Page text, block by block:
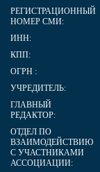
РЕГИСТРАЦИОННЫЙ
НОМЕР СМИ:
ИНН:
КПП:
ОГРН :
УЧРЕДИТЕЛЬ:
ГЛАВНЫЙ
РЕДАКТОР:
ОТДЕЛ ПО
ВЗАИМОДЕЙСТВИЮ
С УЧАСТНИКАМИ
АССОЦИАЦИИ: